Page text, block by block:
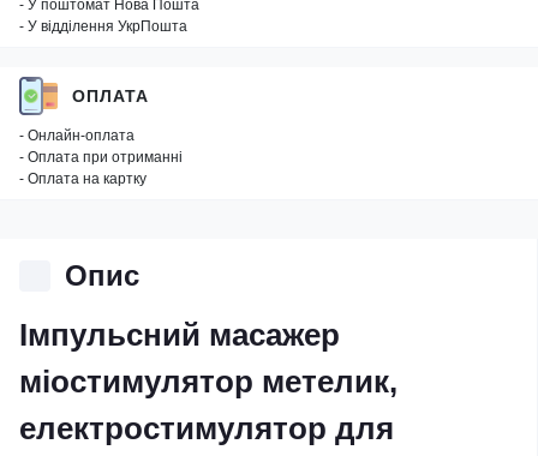
- У поштомат Нова Пошта
- У відділення УкрПошта
ОПЛАТА
- Онлайн-оплата
- Оплата при отриманні
- Оплата на картку
Опис
Імпульсний масажер
міостимулятор метелик,
електростимулятор для